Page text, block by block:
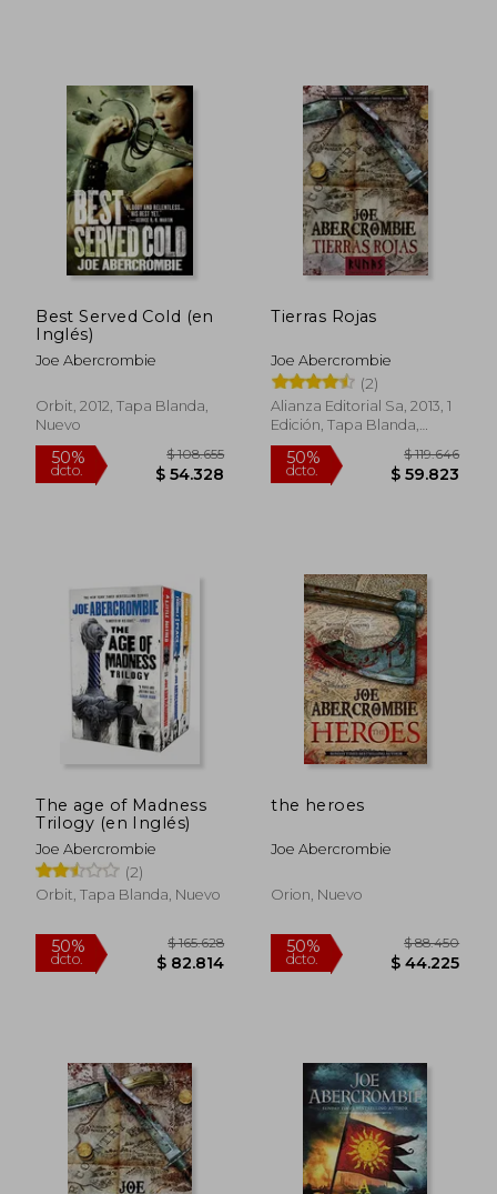
dcto. $ 64.273 dcto.
50%
dcto.
$ 88.450
$ 44.225
50%
dcto.
50%
dcto.
$ 103.776
$ 51.888
50%
dcto.
Best Served Cold (en
Inglés)
Joe Abercrombie
Orbit, 2012, Tapa Blanda,
Nuevo
Tierras Rojas
Joe Abercrombie
(2)
Alianza Editorial Sa, 2013, 1
Edición, Tapa Blanda,
Nuevo
The age of Madness
Trilogy (en Inglés)
Joe Abercrombie
(2)
Orbit, Tapa Blanda, Nuevo
the heroes
Joe Abercrombie
Orion, Nuevo